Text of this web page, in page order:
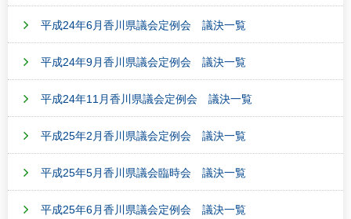
平成24年6月香川県議会定例会 議決一覧
平成24年9月香川県議会定例会 議決一覧
平成24年11月香川県議会定例会 議決一覧
平成25年2月香川県議会定例会 議決一覧
平成25年5月香川県議会臨時会 議決一覧
平成25年6月香川県議会定例会 議決一覧